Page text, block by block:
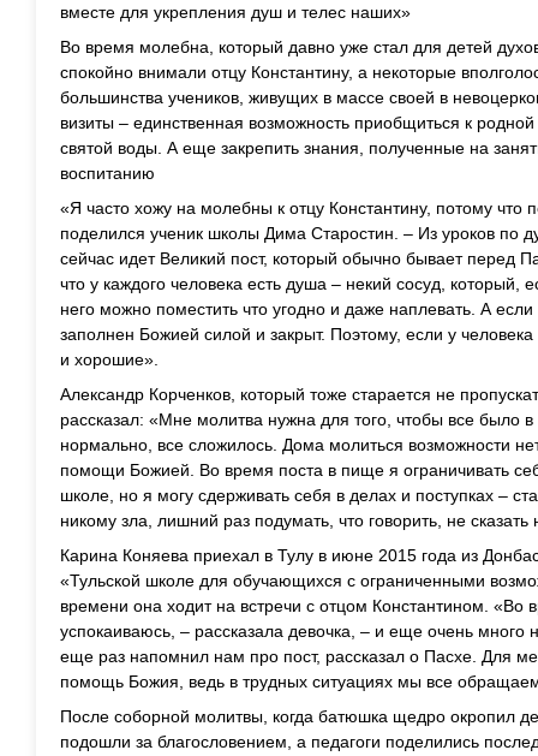
вместе для укрепления душ и телес наших»
Во время молебна, который давно уже стал для детей
спокойно внимали отцу Константину, а некоторые
большинства учеников, живущих в массе своей в
визиты – единственная возможность приобщиться к
святой воды. А еще закрепить знания, полученные на
воспитанию
«Я часто хожу на молебны к отцу Константину, потому что
поделился ученик школы Дима Старостин. – Из уроков по
сейчас идет Великий пост, который обычно бывает перед
что у каждого человека есть душа – некий сосуд, который,
него можно поместить что угодно и даже наплевать. А если
заполнен Божией силой и закрыт. Поэтому, если у
и хорошие».
Александр Корченков, который тоже старается не
рассказал: «Мне молитва нужна для того, чтобы все было
нормально, все сложилось. Дома молиться возможности
помощи Божией. Во время поста в пище я ограничивать
школе, но я могу сдерживать себя в делах и поступках –
никому зла, лишний раз подумать, что говорить, не сказать
Карина Коняева приехал в Тулу в июне 2015 года из
«Тульской школе для обучающихся с ограниченными
времени она ходит на встречи с отцом Константином. «Во
успокаиваюсь, – рассказала девочка, – и еще очень много
еще раз напомнил нам про пост, рассказал о Пасхе. Для
помощь Божия, ведь в трудных ситуациях мы все
После соборной молитвы, когда батюшка щедро окропил
подошли за благословением, а педагоги поделились